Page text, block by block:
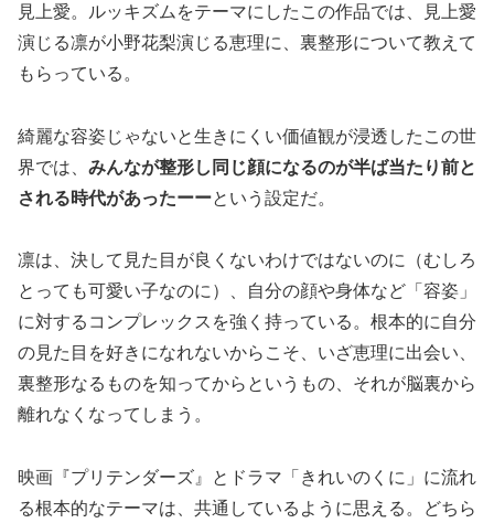
見上愛。ルッキズムをテーマにしたこの作品では、見上愛
演じる凛が小野花梨演じる恵理に、裏整形について教えて
もらっている。
綺麗な容姿じゃないと生きにくい価値観が浸透したこの世
界では、 みんなが整形し同じ顔になるのが半ば当たり前と
される時代があったーーという設定だ。
凛は、決して見た目が良くないわけではないのに（むしろ
とっても可愛い子なのに）、自分の顔や身体など「容姿」
に対するコンプレックスを強く持っている。根本的に自分
の見た目を好きになれないからこそ、いざ恵理に出会い、
裏整形なるものを知ってからというもの、それが脳裏から
離れなくなってしまう。
映画『プリテンダーズ』とドラマ「きれいのくに」に流れ
る根本的なテーマは、共通しているように思える。どちら